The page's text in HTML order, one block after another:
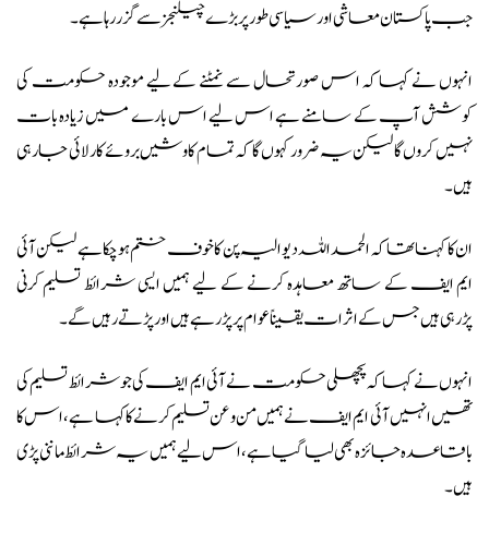
جب پاکستان معاشی اور سیاسی طورپر بڑے چیلنجز سے گزر رہا ہے۔
انہوں نے کہا کہ اس صورتحال سے نمٹنے کے لیے موجودہ حکومت کی
کوشش آپ کے سامنے ہے اس لیے اس بارے میں زیادہ بات
نہیں کروں گا لیکن یہ ضرور کہوں گا کہ تمام کاوشیں بروئے کار لائی جارہی
ہیں۔
ان کا کہنا تھا کہ الحمداللہ دیوالیہ پن کا خوف ختم ہوچکا ہے لیکن آئی
ایم ایف کے ساتھ معاہدہ کرنے کے لیے ہمیں ایسی شرائط تسلیم کرنی
پڑرہی ہیں جس کے اثرات یقیناً عوام پر پڑ رہے ہیں اور پڑتے رہیں گے۔
انہوں نے کہا کہ پچھلی حکومت نے آئی ایم ایف کی جو شرائط تسلیم کی
تھیں انہیں آئی ایم ایف نے ہمیں من و عن تسلیم کرنے کا کہا ہے، اس کا
باقاعدہ جائزہ بھی لیا گیا ہے، اس لیے ہمیں یہ شرائط ماننی پڑی
ہیں۔